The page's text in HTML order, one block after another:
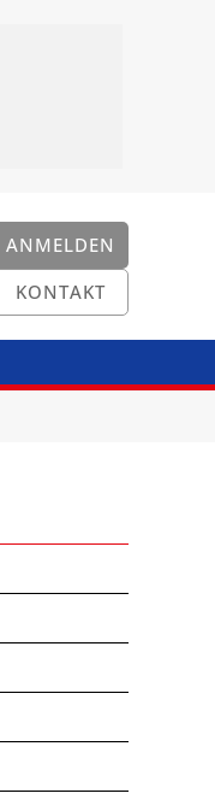
ANMELDEN
KONTAKT